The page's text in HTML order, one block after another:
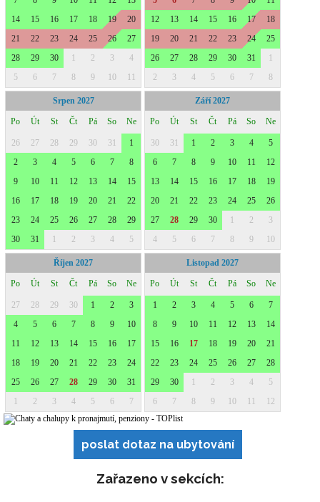
poslat dotaz na ubytování
Zařazeno v sekcích: